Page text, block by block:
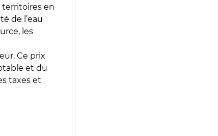
territoires en
de l’eau
les
Ce prix
et du
taxes et